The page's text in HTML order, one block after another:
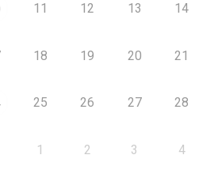
11 12 13 14
18 19 20 21
25 26 27 28
1 2 3 4